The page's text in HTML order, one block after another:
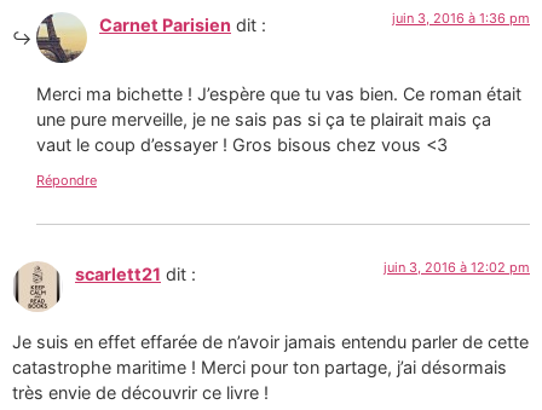
Carnet Parisien dit : juin 3, 2016 à 1:36 pm
Merci ma bichette ! J’espère que tu vas bien. Ce roman était
une pure merveille, je ne sais pas si ça te plairait mais ça
vaut le coup d’essayer ! Gros bisous chez vous <3
Répondre
scarlett21 dit : juin 3, 2016 à 12:02 pm
Je suis en effet effarée de n’avoir jamais entendu parler de cette
catastrophe maritime ! Merci pour ton partage, j’ai désormais
très envie de découvrir ce livre !